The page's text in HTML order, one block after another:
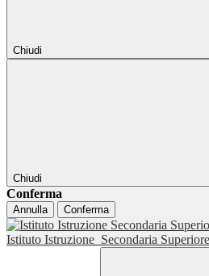
Chiudi
Chiudi
Conferma
Annulla Conferma
Istituto Istruzione Secondaria Superiore